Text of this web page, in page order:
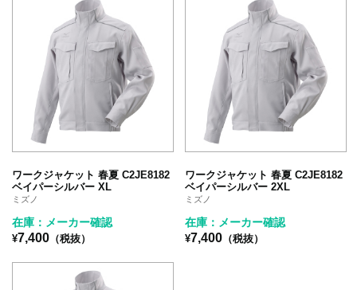
ワークジャケット 春夏 C2JE8182
ベイパーシルバー XL
ミズノ
在庫：メーカー確認
¥7,400 （税抜）
ワークジャケット 春夏 C2JE8182
ベイパーシルバー 2XL
ミズノ
在庫：メーカー確認
¥7,400 （税抜）